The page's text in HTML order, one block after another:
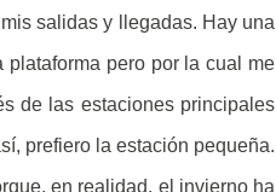
salidas y llegadas. Hay una
pero por la cual me
de las estaciones principales
prefiero la estación pequeña.
en realidad, el invierno ha